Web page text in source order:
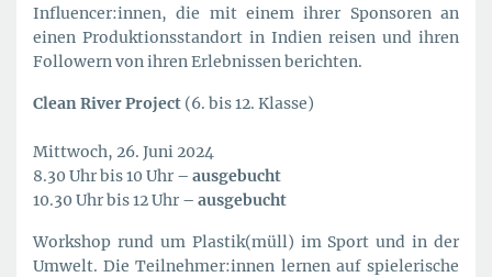
Influencer:innen, die mit einem ihrer Sponsoren an
einen Produktionsstandort in Indien reisen und ihren
Followern von ihren Erlebnissen berichten.
Clean River Project (6. bis 12. Klasse)
Mittwoch, 26. Juni 2024
8.30 Uhr bis 10 Uhr – ausgebucht
10.30 Uhr bis 12 Uhr – ausgebucht
Workshop rund um Plastik(müll) im Sport und in der
Umwelt. Die Teilnehmer:innen lernen auf spielerische